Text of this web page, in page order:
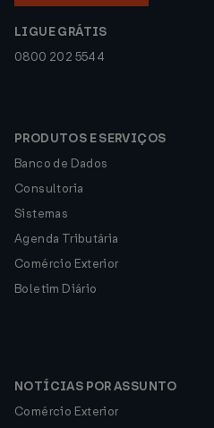
LIGUE GRÁTIS
0800 202 5544
PRODUTOS E SERVIÇOS
Banco de Dados
Consultoria
Sistemas
Agenda Tributária
Comércio Exterior
Boletim Diário
NOTÍCIAS POR ASSUNTO
Comércio Exterior